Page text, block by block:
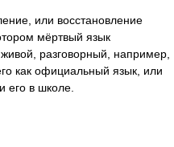
или восстановление
мёртвый язык
разговорный, например,
как официальный язык, или
его в школе.